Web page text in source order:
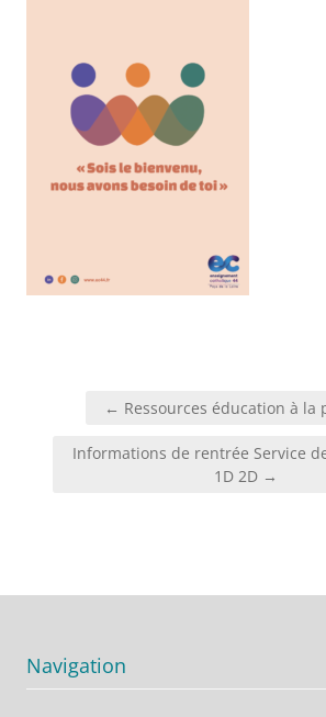
Navigation
l’article
← Ressources éducation à la
Informations de rentrée Service
1D 2D →
Navigation